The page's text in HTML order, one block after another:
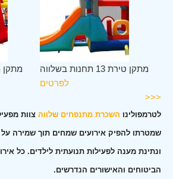
מתקן
מתקן טירת 13 תחנות בשלווה
לפרטים
<<<
לטרמפולינו השכרת מתנפחים שלווה צוות
שמטרתו להפיק אירועים שמחים תוך שמירה
ונתינת מענה לפעילות תנועתית לילדים. כל
הביטוחים והאישורים הנדרשים.